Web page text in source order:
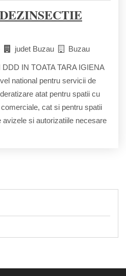
judet Buzau Buzau
IN TOATA TARA IGIENA
national pentru servicii de
atat pentru spatii cu
cat si pentru spatii
avizele si autorizatiile necesare